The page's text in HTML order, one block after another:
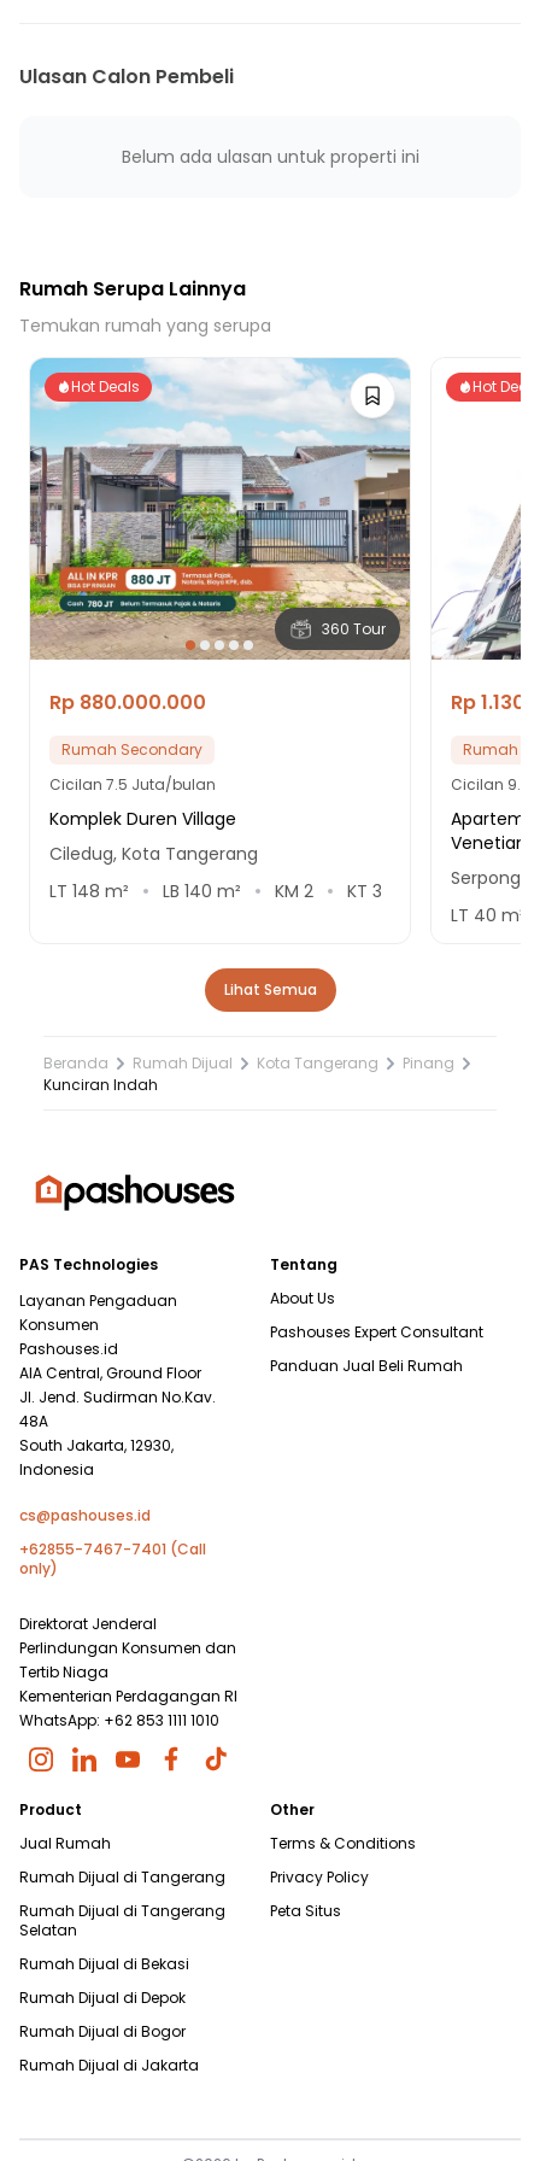
14 Menit ke UPT Puskesmas Panunggangan
19 Menit ke Stasiun Batu Ceper
21 Menit ke Terminal Poris Plawad
Ulasan Calon Pembeli
Belum ada ulasan untuk properti ini
Rumah Serupa Lainnya
Temukan rumah yang serupa
360 Tour
Hot Deals
Rp 880.000.000
Rumah Secondary
Cicilan 7.5 Juta/bulan
Komplek Duren Village
Ciledug, Kota Tangerang
LT 148 m² LB 140 m² KM 2 KT 3
Hot Deals
Rp
Rumah
Cicilan 9.7
Venetian
Serpong
LT 40 m²
Lihat Semua
Beranda Rumah Dijual Kota Tangerang
Pinang
Kunciran Indah
PAS Technologies
Layanan Pengaduan
Konsumen
Pashouses.id
AIA Central, Ground Floor
Jl. Jend. Sudirman No.Kav.
48A
South Jakarta, 12930,
Indonesia
cs@pashouses.id
+62855-7467-7401 (Call
only)
Direktorat Jenderal
Perlindungan Konsumen dan
Tertib Niaga
Kementerian Perdagangan RI
WhatsApp: +62 853 1111 1010
Tentang
About Us
Pashouses Expert Consultant
Panduan Jual Beli Rumah
Product
Jual Rumah
Rumah Dijual di Tangerang
Rumah Dijual di Tangerang
Selatan
Rumah Dijual di Bekasi
Rumah Dijual di Depok
Rumah Dijual di Bogor
Rumah Dijual di Jakarta
Other
Terms & Conditions
Privacy Policy
Peta Situs